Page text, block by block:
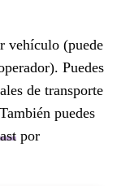
vehículo (puede
Puedes
de transporte
puedes
por